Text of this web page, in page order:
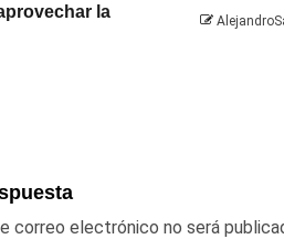
la
correo electrónico no será